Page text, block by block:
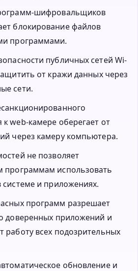
шифровальщиков
блокирование файлов
программами.
публичных сетей Wi-
от кражи данных через
сети.
web-камере оберегает от
через камеру компьютера.
не позволяет
программам использовать
системе и приложениях.
программ разрешает
доверенных приложений и
работу всех подозрительных
обновление и